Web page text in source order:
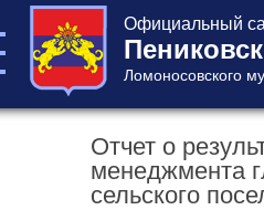
Официальный
Ломоносовского
Отчет о
менеджмента
сельского